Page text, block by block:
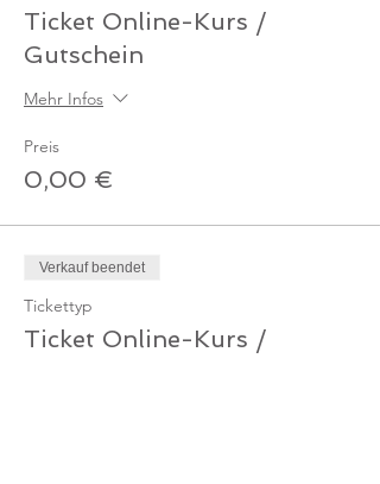
Ticket Online-Kurs /
Gutschein
Mehr Infos
Preis
0,00 €
Verkauf beendet
Tickettyp
Ticket Online-Kurs /